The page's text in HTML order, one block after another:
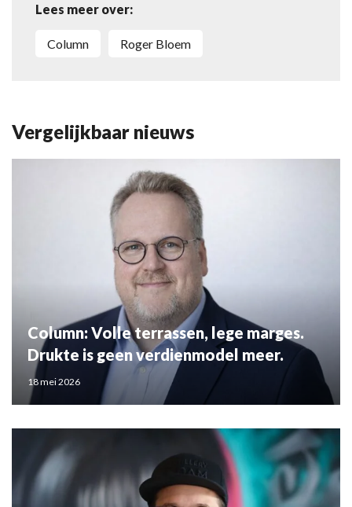
Lees meer over:
Column Roger Bloem
Vergelijkbaar nieuws
Column: Volle terrassen, lege marges.
Drukte is geen verdienmodel meer.
18 mei 2026